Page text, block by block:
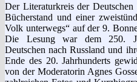
Der Literaturkreis der
Bücherstand und einer
Volk unterwegs“ auf der 9.
Die Lesung war dem 250.
Deutschen nach Russland und
Ende des 20. Jahrhunderts
von der Moderatorin Agnes